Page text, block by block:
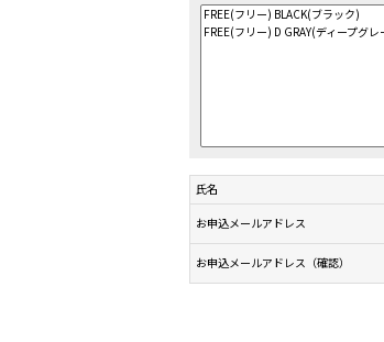
氏名
お申込メールアドレス
お申込メールアドレス（確認）